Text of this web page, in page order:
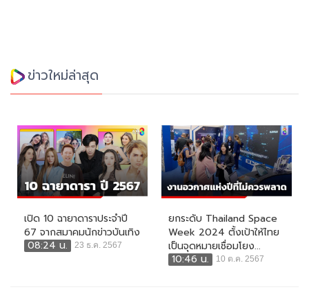
ข่าวใหม่ล่าสุด
เปิด 10 ฉายาดาราประจำปี
67 จากสมาคมนักข่าวบันเทิง
08:24 น.
23 ธ.ค. 2567
ยกระดับ Thailand Space
Week 2024 ตั้งเป้าให้ไทย
เป็นจุดหมายเชื่อมโยง...
10:46 น.
10 ต.ค. 2567